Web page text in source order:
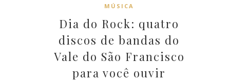
MÚSICA
Dia do Rock: quatro
discos de bandas do
Vale do São Francisco
para você ouvir